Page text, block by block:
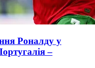
Роналду у
–